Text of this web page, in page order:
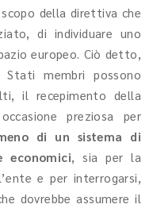
della direttiva che
di individuare uno
europeo. Ciò detto,
membri possono
il recepimento della
preziosa per
di un sistema di
economici, sia per la
e per interrogarsi,
dovrebbe assumere il